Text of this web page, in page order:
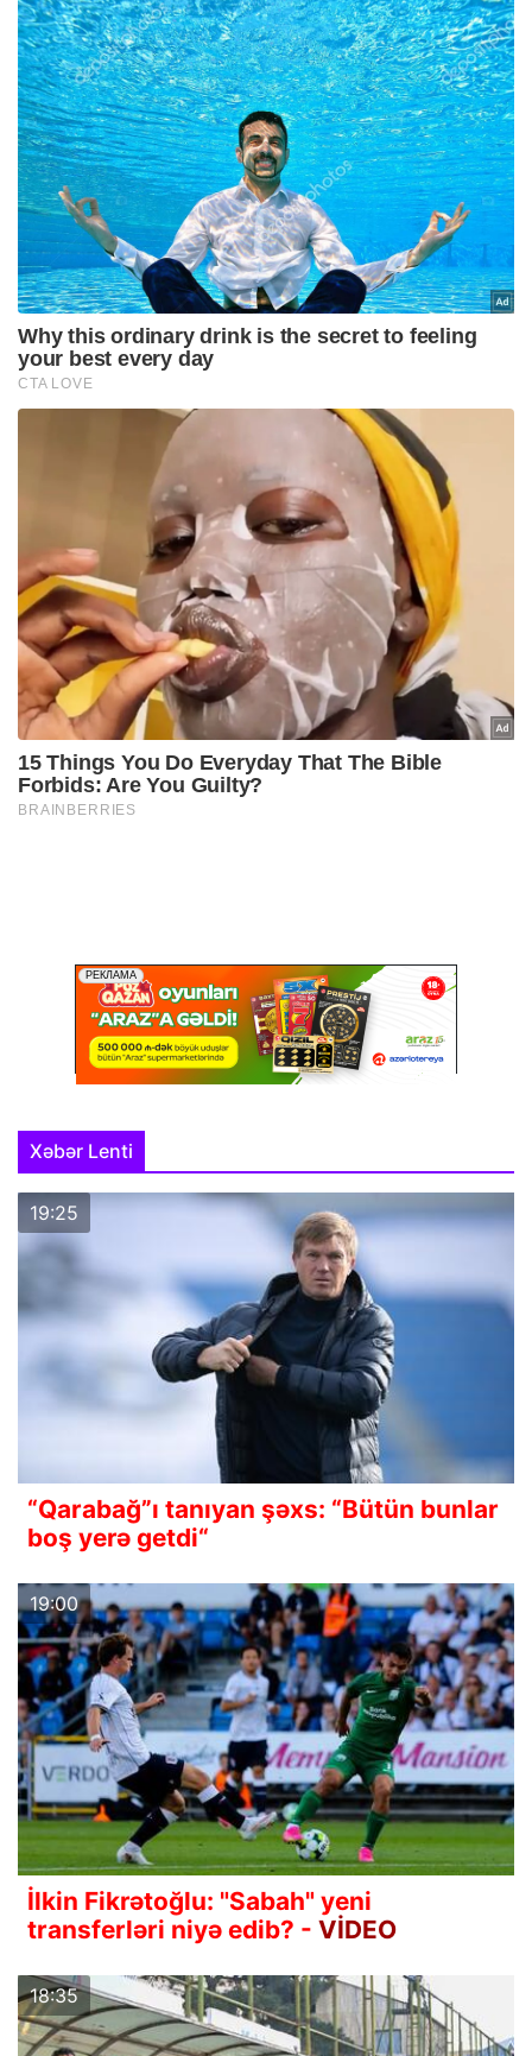
Xəbər Lenti
19:25
“Qarabağ”ı tanıyan şəxs: “Bütün bunlar
boş yerə getdi“
19:00
İlkin Fikrətoğlu: "Sabah" yeni
transferləri niyə edib? - VİDEO
18:35